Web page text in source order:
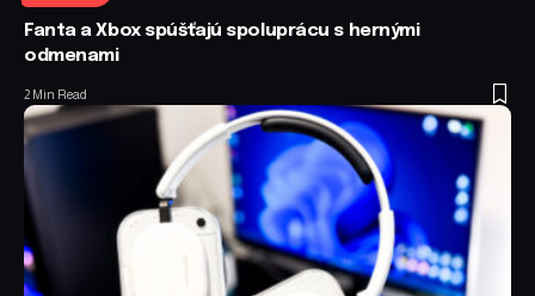
Fanta a Xbox spúšťajú spoluprácu s hernými
odmenami
2 Min Read